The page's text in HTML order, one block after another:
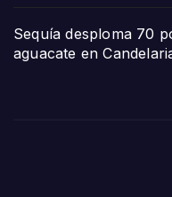
Sequía desploma 70
aguacate en